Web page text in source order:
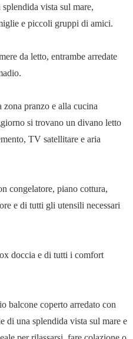
vista sul mare,
e piccoli gruppi di amici.
da letto, entrambe arredate
pranzo e alla cucina
si trovano un divano letto
TV satellitare e aria
congelatore, piano cottura,
e di tutti gli utensili necessari
doccia e di tutti i comfort
balcone coperto arredato con
di una splendida vista sul mare e